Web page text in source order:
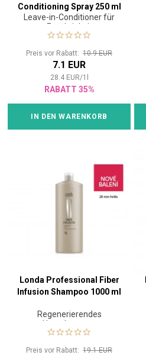
Conditioning Spray 250 ml
Leave-in-Conditioner für
Feuchtigkeit
Preis vor Rabatt: 10.9 EUR
7.1 EUR
28.4 EUR/1
RABATT 35%
IN DEN WARENKORB
Londa Professional Fiber
Infusion Shampoo 1000 ml
Regenerierendes
Haarshampoo
Preis vor Rabatt: 19.1 EUR